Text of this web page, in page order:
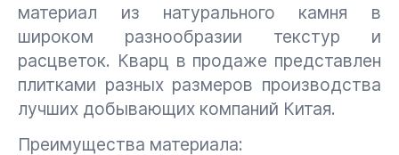
материал из натурального камня в
широком разнообразии текстур и
расцветок. Кварц в продаже представлен
плитками разных размеров производства
лучших добывающих компаний Китая.
Преимущества материала: